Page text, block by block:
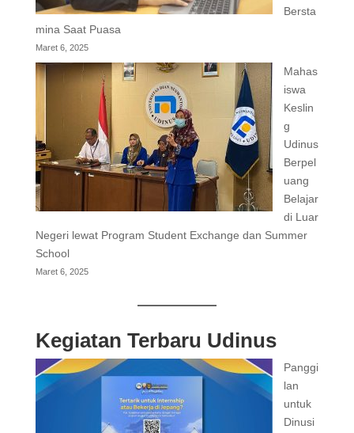
Bersta
mina Saat Puasa
Maret 6, 2025
Mahas
iswa
Keslin
g
Udinus
Berpel
uang
Belajar
di Luar
Negeri lewat Program Student Exchange dan Summer
School
Maret 6, 2025
Kegiatan Terbaru Udinus
Panggi
lan
untuk
Dinusi